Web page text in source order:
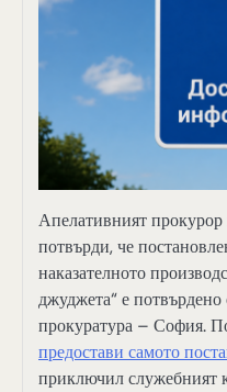
Апелативният
потвърди, че
наказателното
джуджета“ е
прокуратура – София.
предостави самото
приключил служебният